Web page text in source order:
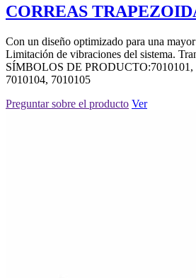
CORREAS
Con un diseño optimizado para una
Limitación de vibraciones del sistema.
SÍMBOLOS DE PRODUCTO:7010101,
7010104, 7010105
Preguntar sobre el producto Ver